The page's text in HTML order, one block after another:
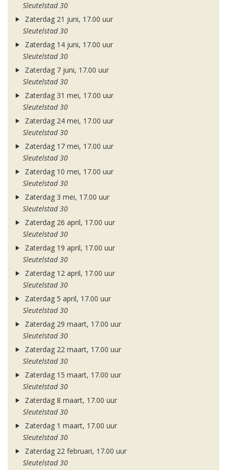
Sleutelstad 30
Zaterdag 21 juni, 17.00 uur
Sleutelstad 30
Zaterdag 14 juni, 17.00 uur
Sleutelstad 30
Zaterdag 7 juni, 17.00 uur
Sleutelstad 30
Zaterdag 31 mei, 17.00 uur
Sleutelstad 30
Zaterdag 24 mei, 17.00 uur
Sleutelstad 30
Zaterdag 17 mei, 17.00 uur
Sleutelstad 30
Zaterdag 10 mei, 17.00 uur
Sleutelstad 30
Zaterdag 3 mei, 17.00 uur
Sleutelstad 30
Zaterdag 26 april, 17.00 uur
Sleutelstad 30
Zaterdag 19 april, 17.00 uur
Sleutelstad 30
Zaterdag 12 april, 17.00 uur
Sleutelstad 30
Zaterdag 5 april, 17.00 uur
Sleutelstad 30
Zaterdag 29 maart, 17.00 uur
Sleutelstad 30
Zaterdag 22 maart, 17.00 uur
Sleutelstad 30
Zaterdag 15 maart, 17.00 uur
Sleutelstad 30
Zaterdag 8 maart, 17.00 uur
Sleutelstad 30
Zaterdag 1 maart, 17.00 uur
Sleutelstad 30
Zaterdag 22 februari, 17.00 uur
Sleutelstad 30